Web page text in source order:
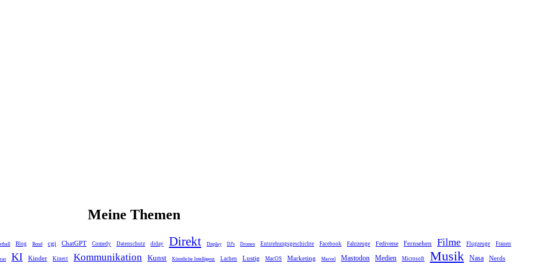
Meine Themen
Blog Bond cgi ChatGPT Comedy Datenschutz diday Direkt Display DJ's Dronen Entstehungsgeschichte Facebook Fahrzeuge Fediverse Fernsehen Filme Flugzeuge Frauen
KI Kinder Kinect Kommunikation Kunst Künstliche Intelligenz Lachen Lustig MacOS Marketing Marvel Mastodon Medien Microsoft Musik Nasa Nerds